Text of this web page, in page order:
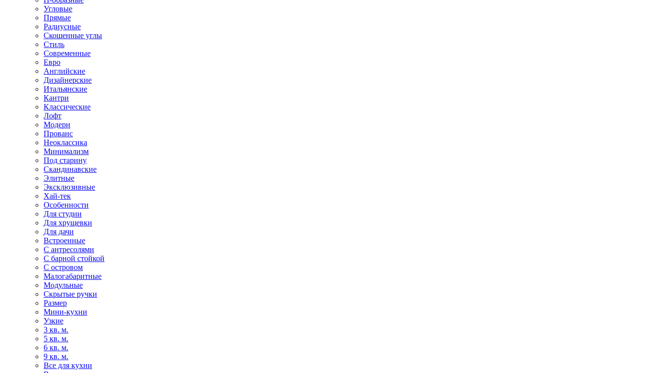
Угловые
Прямые
Радиусные
Скошенные углы
Стиль
Современные
Евро
Английские
Дизайнерские
Итальянские
Кантри
Классические
Лофт
Модерн
Прованс
Неоклассика
Минимализм
Под старину
Скандинавские
Элитные
Эксклюзивные
Хай-тек
Особенности
Для студии
Для хрущевки
Для дачи
Встроенные
С антресолями
С барной стойкой
С островом
Малогабаритные
Модульные
Скрытые ручки
Размер
Мини-кухни
Узкие
3 кв. м.
5 кв. м.
6 кв. м.
9 кв. м.
Все для кухни